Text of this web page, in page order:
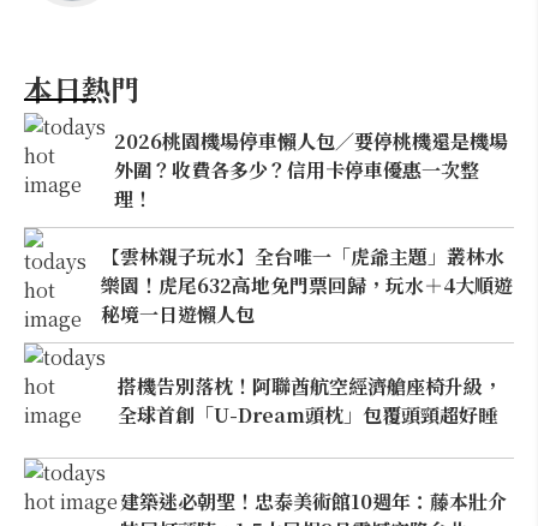
本日熱門
2026桃園機場停車懶人包／要停桃機還是機場
外圍？收費各多少？信用卡停車優惠一次整
理！
【雲林親子玩水】全台唯一「虎爺主題」叢林水
樂園！虎尾632高地免門票回歸，玩水＋4大順遊
秘境一日遊懶人包
搭機告別落枕！阿聯酋航空經濟艙座椅升級，
全球首創「U-Dream頭枕」包覆頭頸超好睡
建築迷必朝聖！忠泰美術館10週年：藤本壯介